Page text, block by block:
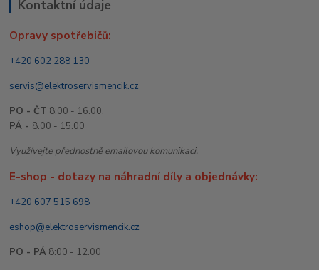
Kontaktní údaje
Opravy spotřebičů:
+420 602 288 130
servis@elektroservismencik.cz
PO - ČT 8:00 - 16.00,
PÁ - 8.00 - 15.00
Využívejte přednostně emailovou komunikaci.
E-shop - dotazy na náhradní díly a objednávky:
+420 607 515 698
eshop@elektroservismencik.cz
PO - PÁ 8:00 - 12.00